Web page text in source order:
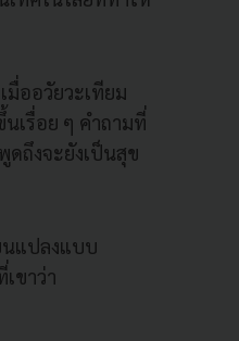
มื่ออวัยวะเทียม
เรื่อย ๆ คำถามที่
ดถึงจะยังเป็นสุข
นแปลงแบบ
ขาว่า